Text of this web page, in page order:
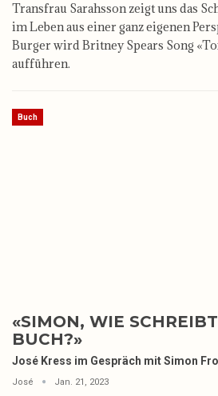
Transfrau Sarahsson zeigt uns das
im Leben aus einer ganz eigenen
Burger wird Britney Spears Song
aufführen.
Buch
«SIMON, WIE
BUCH?»
José Kress im Gespräch mit Simon
José Jan. 21, 2023